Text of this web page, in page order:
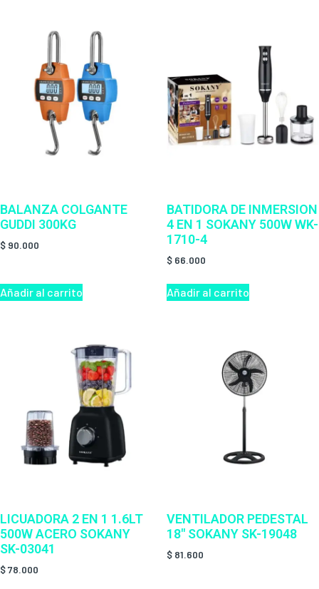
BALANZA COLGANTE
GUDDI 300KG
$ 90.000
Añadir al carrito
BATIDORA DE INMERSION
4 EN 1 SOKANY 500W WK-
1710-4
$ 66.000
Añadir al carrito
LICUADORA 2 EN 1 1.6LT
500W ACERO SOKANY
SK-03041
$78.000
VENTILADOR PEDESTAL
18″ SOKANY SK-19048
$ 81.600